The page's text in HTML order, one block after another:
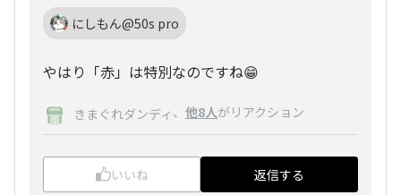
にしもん@50s pro
やはり「赤」は特別なのですね😁
きまぐれダンディ 、 他8人がリアクション
いいね 返信する